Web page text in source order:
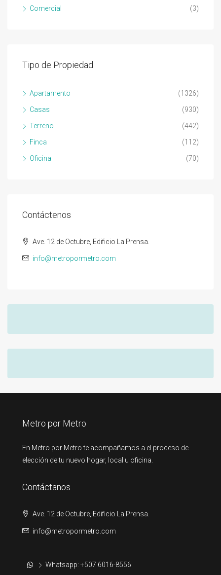
Comercial (3)
Tipo de Propiedad
Apartamento (1326)
Casas (930)
Terreno (442)
Finca (112)
Oficina (70)
Contáctenos
Ave. 12 de Octubre, Edificio La Prensa.
info@metropormetro.com
Metro por Metro
En Metro por Metro te acompañamos a el proceso de
elección de tu nuevo hogar, local u oficina.
Contáctanos
Ave. 12 de Octubre, Edificio La Prensa.
info@metropormetro.com
Whatsapp: +507 6016-8556